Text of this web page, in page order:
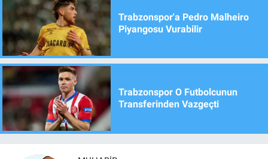
Trabzonspor'a Pedro Malheiro
Piyangosu Vurabilir
Trabzonspor O Futbolcunun
Transferinden Vazgeçti